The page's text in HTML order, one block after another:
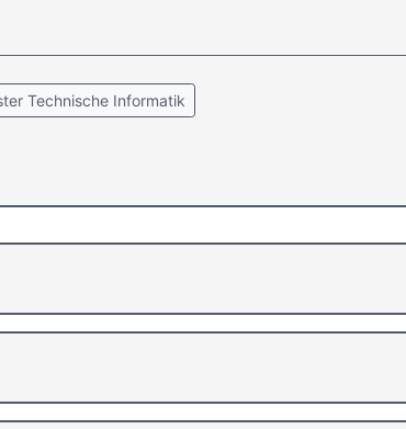
Technische Informatik